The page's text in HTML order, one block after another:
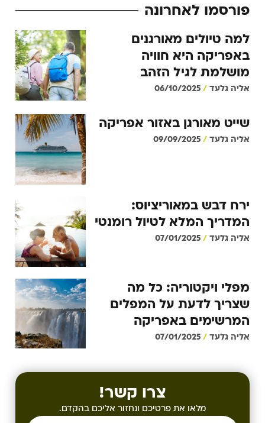
פורסמו לאחרונה
למה טיולים מאורגנים
באפריקה היא חוויה
מושלמת לגיל הזהב
אליה גלעד
שייט מאורגן באזור אפריקה
אליה גלעד
ירח דבש במאוריציוס:
המדריך המלא לטיול רומנטי
אליה גלעד
מפלי ויקטוריה: כל מה
שצריך לדעת על המפלים
המרשימים באפריקה
אליה גלעד
צרו קשר!
מלאו את פרטיכם ונחזור אליכם בהקדם.